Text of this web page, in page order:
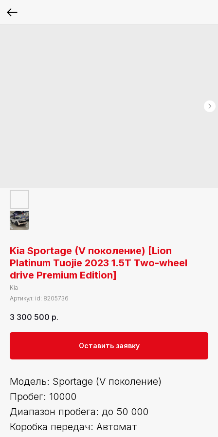
Kia Sportage (V поколение) [Lion
Platinum Tuojie 2023 1.5T Two-wheel
drive Premium Edition]
Kia
Артикул: id: 8205736
3 300 500 р.
Оставить заявку
Модель: Sportage (V поколение)
Пробег: 10000
Диапазон пробега: до 50 000
Коробка передач: Автомат